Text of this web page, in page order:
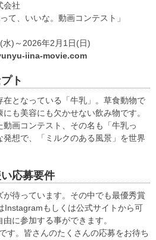
会社
て、いいな。動画コンテスト」
)～2026年2月1日(日)
iina-movie.com
ト
在となっている「牛乳」。草食動物で
も美容にも欠かせない飲み物です。
画コンテスト、その名も「牛乳っ
想で、「ミルクのある風景」を世界
応募要件
待っています。その中でも最優秀賞
Instagramもしくは公式サイトから可
に参加する事ができます。
す。皆さんのたくさんの応募をお待ち